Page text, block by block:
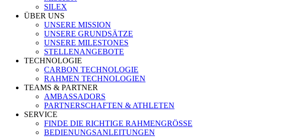
SILEX
ÜBER UNS
UNSERE MISSION
UNSERE GRUNDSÄTZE
UNSERE MILESTONES
STELLENANGEBOTE
TECHNOLOGIE
CARBON TECHNOLOGIE
RAHMEN TECHNOLOGIEN
TEAMS & PARTNER
AMBASSADORS
PARTNERSCHAFTEN & ATHLETEN
SERVICE
FINDE DIE RICHTIGE RAHMENGRÖSSE
BEDIENUNGSANLEITUNGEN